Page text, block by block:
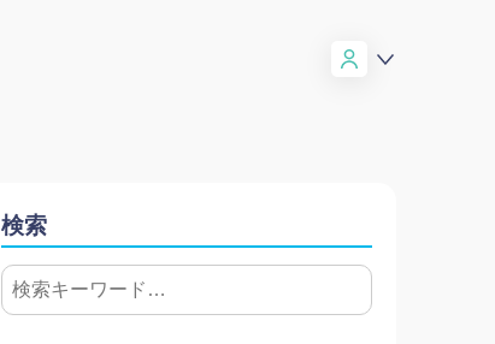
検索